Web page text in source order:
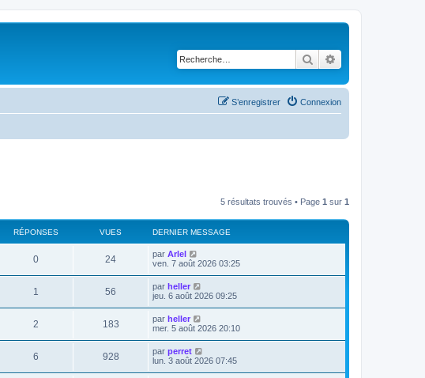
Rechercher
Connexion
S’enregistrer
5 résultats trouvés • Page 1 sur 1
RÉPONSES VUES DERNIER MESSAGE
0 24 par Arlel
ven. 7 août 2026 03:25
1 56 par heller
jeu. 6 août 2026 09:25
2 183 par heller
mer. 5 août 2026 20:10
6 928 par perret
lun. 3 août 2026 07:45